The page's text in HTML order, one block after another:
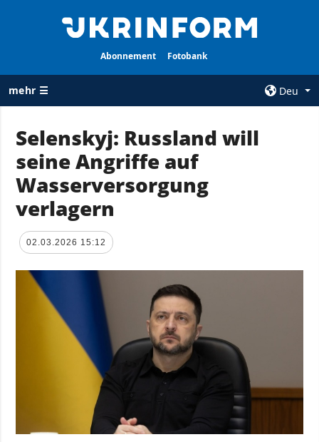
Abonnement Fotobank
mehr ☰
Deu
ALLE
Krieg
Wiederaufbau
der Ukraine
Politik
Wirtschaft
Militär
Gesellschaft und
Notstand und
AGENTUR
Über uns
personenbezogener
Daten
Selenskyj: Russland will
seine Angriffe auf
Wasserversorgung
verlagern
02.03.2026 15:12